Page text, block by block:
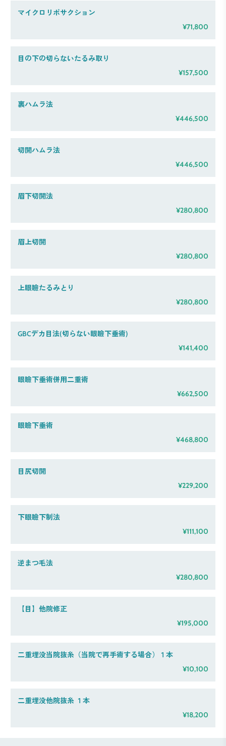
マイクロリポサクション
¥71,800
目の下の切らないたるみ取り
¥157,500
裏ハムラ法
¥446,500
切開ハムラ法
¥446,500
眉下切開法
¥280,800
眉上切開
¥280,800
上眼瞼たるみとり
¥280,800
GBCデカ目法(切らない眼瞼下垂術)
¥141,400
眼瞼下垂術併用二重術
¥662,500
眼瞼下垂術
¥468,800
目尻切開
¥229,200
下眼瞼下制法
¥111,100
逆まつ毛法
¥280,800
【目】他院修正
¥195,000
二重埋没当院抜糸（当院で再手術する場合）１本
¥10,100
二重埋没他院抜糸 １本
¥18,200